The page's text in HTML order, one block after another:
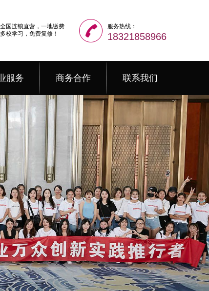
全国连锁直营，一地缴费
多校学习，免费复修！
服务热线：
18321858966
服务 商务合作 联系我们